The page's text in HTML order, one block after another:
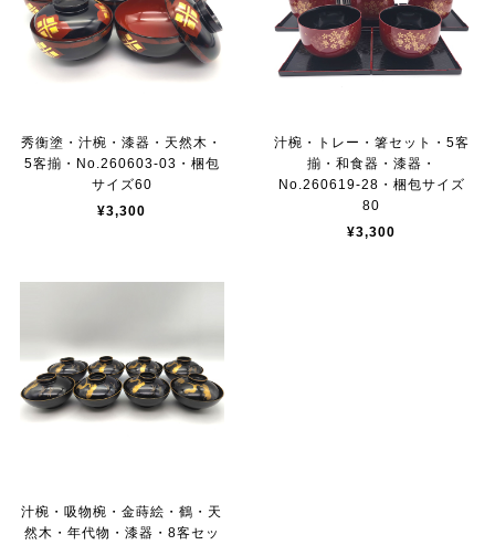
秀衡塗・汁椀・漆器・天然木・
5客揃・No.260603-03・梱包
サイズ60
¥3,300
汁椀・トレー・箸セット・5客
揃・和食器・漆器・
No.260619-28・梱包サイズ
80
¥3,300
汁椀・吸物椀・金蒔絵・鶴・天
然木・年代物・漆器・8客セッ